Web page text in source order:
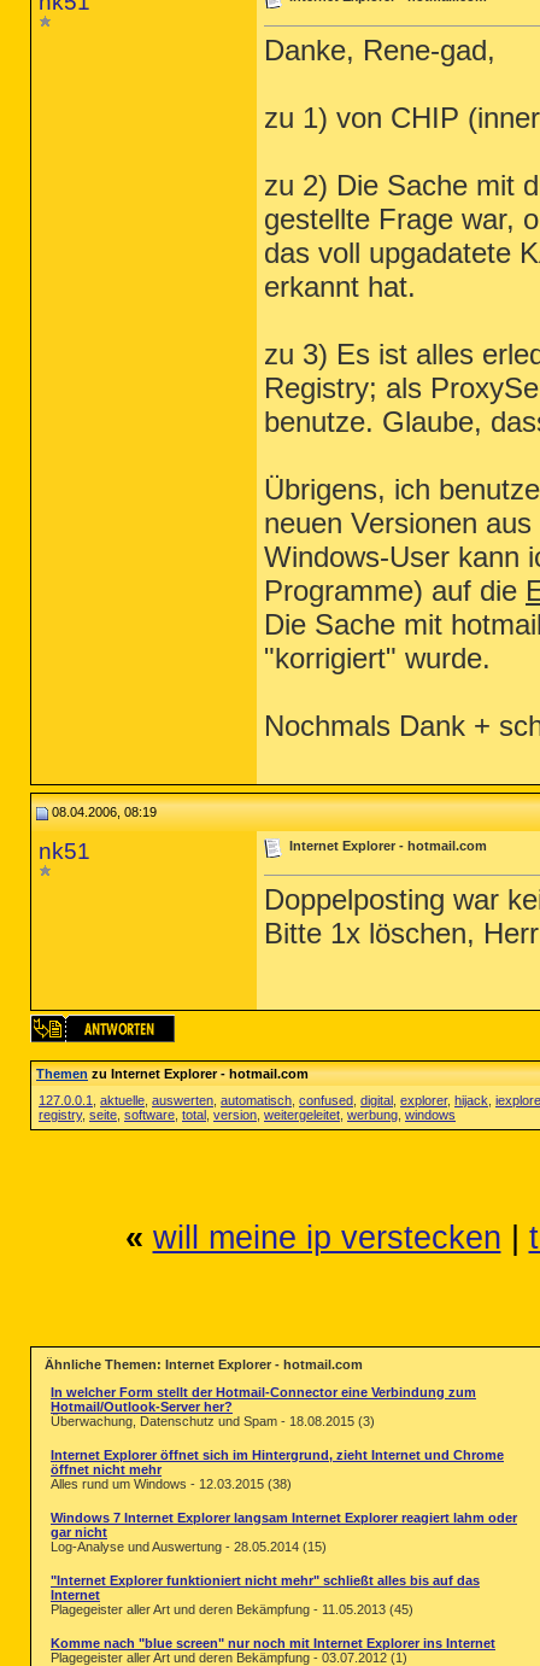
Danke, Rene-gad,
zu 1) von CHIP
zu 2) Die Sache mit
gestellte Frage war,
das voll upgadatete
erkannt hat.
zu 3) Es ist alles
Registry; als
benutze. Glaube,
Übrigens, ich
neuen Versionen
Windows-User kann
Programme) auf die
Die Sache mit
"korrigiert" wurde.
Nochmals Dank +
08.04.2006, 08:19
nk51 Internet Explorer - hotmail.com
Doppelposting war
Bitte 1x löschen,
Themenzu Internet Explorer - hotmail.com
127.0.0.1
aktuelle auswerten automatisch confused digital explorer, hijack
registry, seite software total version weitergeleitet werbung windows
« will meine ip verstecken
Ähnliche Themen: Internet Explorer - hotmail.com
In welcher Form stellt der Hotmail-Connector eine Verbindung zum
Hotmail/Outlook-Server her?
Überwachung, Datenschutz und Spam - 18.08.2015 (3)
Internet Explorer öffnet sich im Hintergrund, zieht Internet und Chrome
öffnet nicht mehr
Alles rund um Windows - 12.03.2015 (38)
Windows 7 Internet Explorer langsam Internet Explorer reagiert lahm oder
gar nicht
Log-Analyse und Auswertung - 28.05.2014 (15)
"Internet Explorer funktioniert nicht mehr" schließt alles bis auf das
Internet
Plagegeister aller Art und deren Bekämpfung - 11.05.2013 (45)
Komme nach "blue screen" nur noch mit Internet Explorer ins Internet
Plagegeister aller Art und deren Bekämpfung - 03.07.2012 (1)